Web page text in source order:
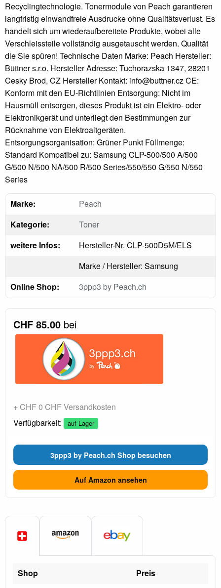
Recyclingtechnologie. Tonermodule von Peach garantieren
langfristig einwandfreie Ausdrucke ohne Qualitätsverlust. Es
handelt sich um wiederaufbereitete Produkte, wobei alle
Verschleissteile vollständig ausgetauscht werden. Qualität
die Sie spüren! Technische Daten Marke: Peach Hersteller:
Büttner s.r.o. Hersteller Adresse: Tuchorazska 1347, 28201
Cesky Brod, CZ Hersteller Kontakt: info@buttner.cz CE:
Konform mit den EU-Richtlinien Entsorgung: Nicht im
Hausmüll entsorgen, dieses Produkt ist ein Elektro- oder
Elektronikgerät und unterliegt den Bestimmungen zur
Rücknahme von Elektroaltgeräten.
Entsorgungsorganisation: Grüner Punkt Füllmenge:
Standard Kompatibel zu: Samsung CLP-500/500 A/500
G/500 N/500 NA/500 R/500 Series/550/550 G/550 N/550
Series
Marke:
Peach
Kategorie:
Toner
weitere Infos:
Hersteller-Nr. CLP-500D5M/ELS
Marke / Hersteller: Samsung
Online Shop:
3ppp3 by Peach.ch
CHF 85.00 bei
+ CHF 0 CHF Versandkosten
Verfügbarkeit:
auf Lager
3ppp3 by Peach.ch Shop besuchen
Auf Amazon ansehen
Shop Preis